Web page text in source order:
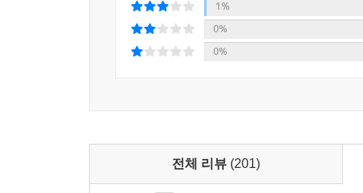
1%
0%
0%
전체 리뷰 (201)